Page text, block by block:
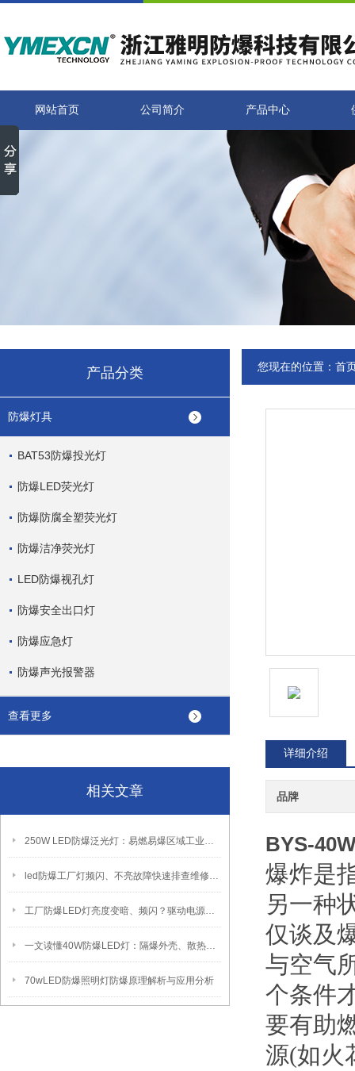
网站首页 公司简介 产品中心
产品分类
防爆灯具
BAT53防爆投光灯
防爆LED荧光灯
防爆防腐全塑荧光灯
防爆洁净荧光灯
LED防爆视孔灯
防爆安全出口灯
防爆应急灯
防爆声光报警器
查看更多
相关文章
250W LED防爆泛光灯：易燃易爆区域工业固定照明装置
led防爆工厂灯频闪、不亮故障快速排查维修方法
工厂防爆LED灯亮度变暗、频闪？驱动电源故障检修方法
一文读懂40W防爆LED灯：隔爆外壳、散热、防爆认证原理
70wLED防爆照明灯防爆原理解析与应用分析
您现在的位置： 首
详细介绍
品牌
BYS-
爆炸是
另一种
仅谈及
与空气
个条件
要有助
源(如火